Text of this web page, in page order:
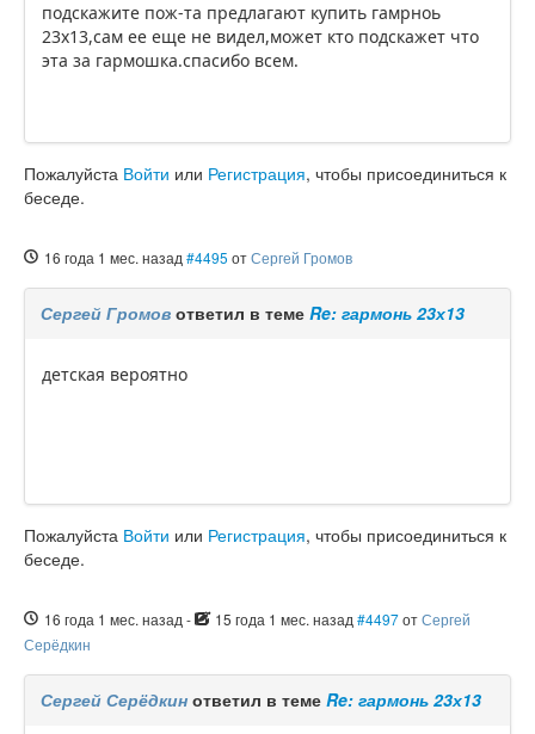
подскажите пож-та предлагают купить гамрноь
23х13,сам ее еще не видел,может кто подскажет что
эта за гармошка.спасибо всем.
Пожалуйста Войти или Регистрация, чтобы присоединиться к
беседе.
16 года 1 мес. назад #4495 отСергей Громов
Сергей Громов ответил в теме Re: гармонь 23х13
детская вероятно
Пожалуйста Войти или Регистрация, чтобы присоединиться к
беседе.
16 года 1 мес. назад - 15 года 1 мес. назад #4497отСергей
Серёдкин
Сергей Серёдкин ответил в теме Re: гармонь 23х13